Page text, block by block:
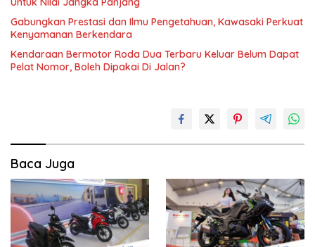
Gabungkan Prestasi dan Ilmu Pengetahuan, Kawasaki Perkuat
Kenyamanan Berkendara
Kendaraan Bermotor Roda Dua Terbaru Keluar Belum Dapat
Pelat Nomor, Boleh Dipakai Di Jalan?
Baca Juga